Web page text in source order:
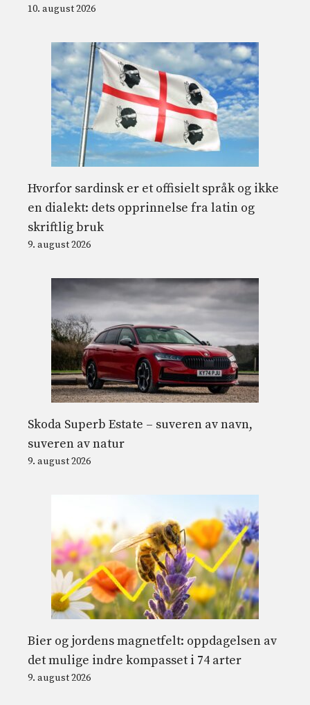
10. august 2026
Hvorfor sardinsk er et offisielt språk og ikke
en dialekt: dets opprinnelse fra latin og
skriftlig bruk
9. august 2026
Skoda Superb Estate – suveren av navn,
suveren av natur
9. august 2026
Bier og jordens magnetfelt: oppdagelsen av
det mulige indre kompasset i 74 arter
9. august 2026